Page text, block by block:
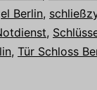
Berlin,
,
, Tür Schloss